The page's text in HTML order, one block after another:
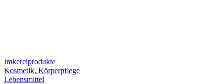
Imkereiprodukte
Kosmetik, Körperpflege
Lebensmittel